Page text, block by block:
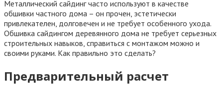
Металлический сайдинг часто используют в качестве
обшивки частного дома – он прочен, эстетически
привлекателен, долговечен и не требует особенного ухода.
Обшивка сайдингом деревянного дома не требует серьезных
строительных навыков, справиться с монтажом можно и
своими руками. Как правильно это сделать?
Предварительный расчет